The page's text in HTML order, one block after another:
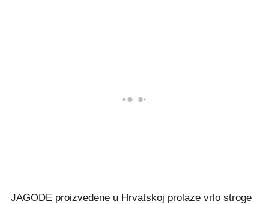
JAGODE proizvedene u Hrvatskoj prolaze vrlo stroge